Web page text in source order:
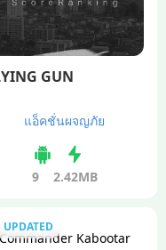
GUN
แอ็คชั่นผจญภัย
9 2.42MB
UPDATED